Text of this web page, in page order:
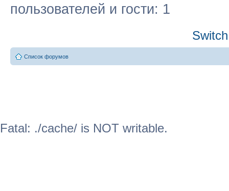
пользователей и гости: 1
Список форумов
Fatal: ./cache/ is NOT writable.